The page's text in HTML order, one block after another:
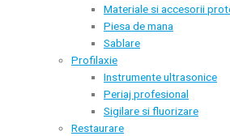
Materiale si accesorii
Piesa de mana
Sablare
Profilaxie
Instrumente ultrasonice
Periaj profesional
Sigilare si fluorizare
Restaurare